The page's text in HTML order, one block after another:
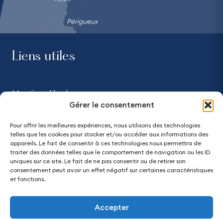
Gérer le consentement
Pour offrir les meilleures expériences, nous utilisons des technologies
telles que les cookies pour stocker et/ou accéder aux informations des
appareils. Le fait de consentir à ces technologies nous permettra de
traiter des données telles que le comportement de navigation ou les ID
uniques sur ce site. Le fait de ne pas consentir ou de retirer son
consentement peut avoir un effet négatif sur certaines caractéristiques
et fonctions.
Accepter
Liens utiles
Mentions légales
Accessibilité - partiellement conforme
Plan du site